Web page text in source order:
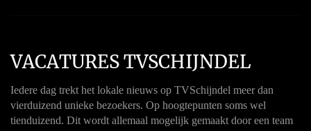
VACATURES TVSCHIJNDEL
Iedere dag trekt het lokale nieuws op TVSchijndel meer dan
vierduizend unieke bezoekers. Op hoogtepunten soms wel
tienduizend. Dit wordt allemaal mogelijk gemaakt door een team